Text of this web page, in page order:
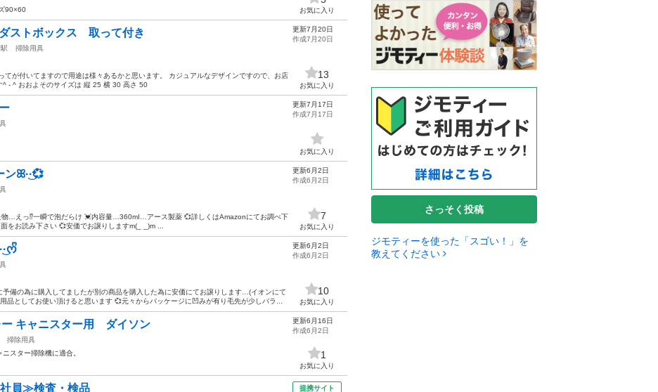
90×60
お気に入り
トボックス 取って付き
掃除用具
てが付いてますので用途は様々あるかと思います。 カジュアルなデザインですので、お店
^ - ^ おおよそのサイズは 縦 25 横 30 高さ 50
更新7月20日
作成7月20日
13
お気に入り
更新7月17日
作成7月17日
お気に入り
ンꕤ︎︎·͜·💞
物…えっ⁉️一瞬で泡だらけ 💓内容量…360mI…アース製薬 💞詳しくはAmazonにてお調べ下
をお読み下さい 💞安価でお譲りしますm(_ _)m ...
更新6月2日
作成6月2日
7
お気に入り
備の為に購入してましたが別の商品を購入した為に安価にてお譲りします…(イオンにて
品としてお使い頂けると思います 💞元々からパッケージに凹みが有り毛先が少しバラ...
更新6月2日
作成6月2日
10
お気に入り
ー キャニスター用 ダイソン
掃除用具
スター掃除機に適合。
更新6月16日
作成6月2日
1
お気に入り
員≫検査・検品 提携サイト
さっそく投稿
ジモティーを使った「スゴい！」を
教えてください